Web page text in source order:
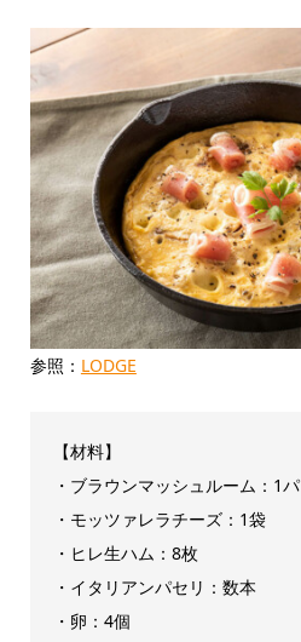
参照： LODGE
【材料】
・ブラウンマッシュルーム：1
・モッツァレラチーズ：1袋
・ヒレ生ハム：8枚
・イタリアンパセリ：数本
・卵：4個